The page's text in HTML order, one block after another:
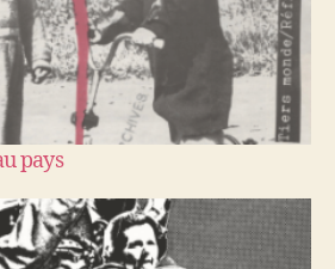
pays